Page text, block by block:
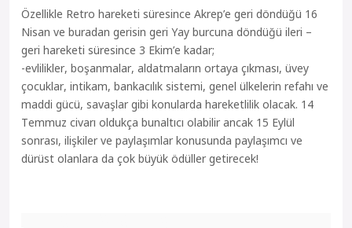
Özellikle Retro hareketi süresince Akrep’e geri döndüğü 16
Nisan ve buradan gerisin geri Yay burcuna döndüğü ileri –
geri hareketi süresince 3 Ekim’e kadar;
-evlilikler, boşanmalar, aldatmaların ortaya çıkması, üvey
çocuklar, intikam, bankacılık sistemi, genel ülkelerin refahı ve
maddi gücü, savaşlar gibi konularda hareketlilik olacak. 14
Temmuz civarı oldukça bunaltıcı olabilir ancak 15 Eylül
sonrası, ilişkiler ve paylaşımlar konusunda paylaşımcı ve
dürüst olanlara da çok büyük ödüller getirecek!